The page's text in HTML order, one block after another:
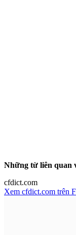
Những từ liên quan
cfdict.com
Xem cfdict.com trên